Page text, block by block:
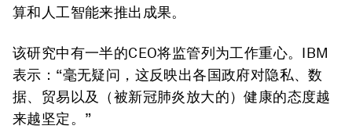
算和人工智能来推出成果。
该研究中有一半的CEO将监管列为工作重心。IBM
表示：“毫无疑问，这反映出各国政府对隐私、数
据、贸易以及（被新冠肺炎放大的）健康的态度越
来越坚定。”